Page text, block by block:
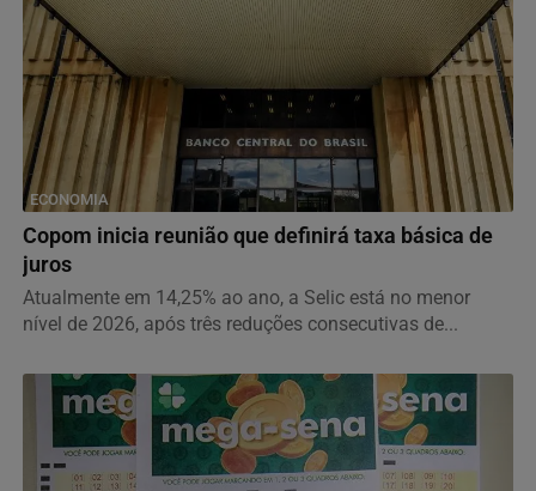
ECONOMIA
Copom inicia reunião que definirá taxa básica de
juros
Atualmente em 14,25% ao ano, a Selic está no menor
nível de 2026, após três reduções consecutivas de...